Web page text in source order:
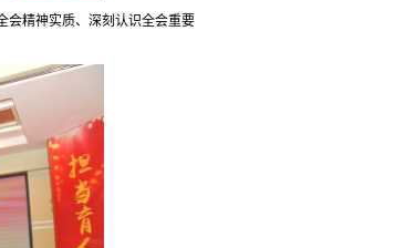
会精神实质、深刻认识全会重要